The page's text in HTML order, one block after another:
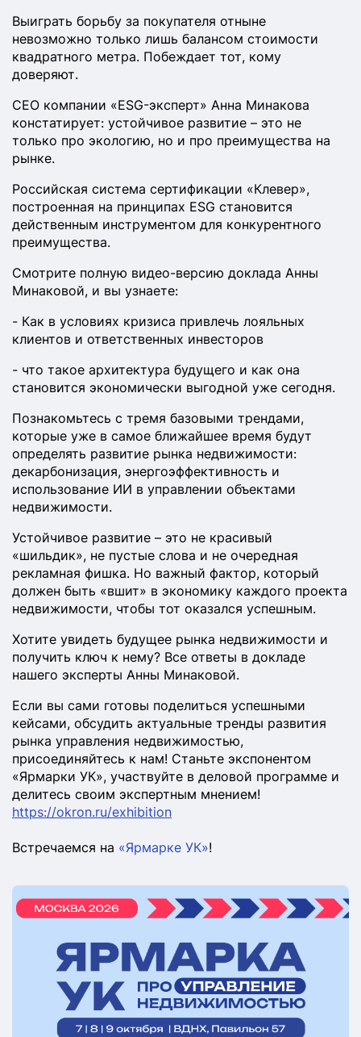
Выиграть борьбу за покупателя отныне
невозможно только лишь балансом стоимости
квадратного метра. Побеждает тот, кому
доверяют.
СЕО компании «ESG-эксперт» Анна Минакова
констатирует: устойчивое развитие – это не
только про экологию, но и про преимущества на
рынке.
Российская система сертификации «Клевер»,
построенная на принципах ESG становится
действенным инструментом для конкурентного
преимущества.
Смотрите полную видео-версию доклада Анны
Минаковой, и вы узнаете:
- Как в условиях кризиса привлечь лояльных
клиентов и ответственных инвесторов
- что такое архитектура будущего и как она
становится экономически выгодной уже сегодня.
Познакомьтесь с тремя базовыми трендами,
которые уже в самое ближайшее время будут
определять развитие рынка недвижимости:
декарбонизация, энергоэффективность и
использование ИИ в управлении объектами
недвижимости.
Устойчивое развитие – это не красивый
«шильдик», не пустые слова и не очередная
рекламная фишка. Но важный фактор, который
должен быть «вшит» в экономику каждого проекта
недвижимости, чтобы тот оказался успешным.
Хотите увидеть будущее рынка недвижимости и
получить ключ к нему? Все ответы в докладе
нашего эксперты Анны Минаковой.
Если вы сами готовы поделиться успешными
кейсами, обсудить актуальные тренды развития
рынка управления недвижимостью,
присоединяйтесь к нам! Станьте экспонентом
«Ярмарки УК», участвуйте в деловой программе и
делитесь своим экспертным мнением!
https://okron.ru/exhibition
Встречаемся на «Ярмарке УК»!